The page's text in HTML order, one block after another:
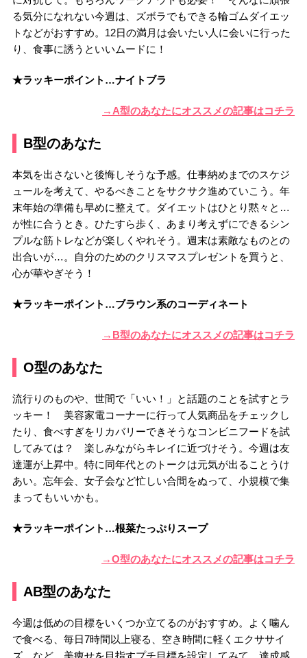
る気分になれない今週は、ズボラでもできる輪ゴムダイエッ
トなどがおすすめ。12日の満月は会いたい人に会いに行った
り、食事に誘うといいムードに！
★ラッキーポイント…ナイトブラ
→A型のあなたにオススメの記事はコチラ
B型のあなた
本気を出さないと後悔しそうな予感。仕事納めまでのスケジ
ュールを考えて、やるべきことをサクサク進めていこう。年
末年始の準備も早めに整えて。ダイエットはひとり黙々と…
が性に合うとき。ひたすら歩く、あまり考えずにできるシン
プルな筋トレなどが楽しくやれそう。週末は素敵なものとの
出合いが…。自分のためのクリスマスプレゼントを買うと、
心が華やぎそう！
★ラッキーポイント…ブラウン系のコーディネート
→B型のあなたにオススメの記事はコチラ
O型のあなた
流行りのものや、世間で「いい！」と話題のことを試すとラ
ッキー！ 美容家電コーナーに行って人気商品をチェックし
たり、食べすぎをリカバリーできそうなコンビニフードを試
してみては？ 楽しみながらキレイに近づけそう。今週は友
達運が上昇中。特に同年代とのトークは元気が出ることうけ
あい。忘年会、女子会など忙しい合間をぬって、小規模で集
まってもいいかも。
★ラッキーポイント…根菜たっぷりスープ
→O型のあなたにオススメの記事はコチラ
AB型のあなた
今週は低めの目標をいくつか立てるのがおすすめ。よく噛ん
で食べる、毎日7時間以上寝る、空き時間に軽くエクササイ